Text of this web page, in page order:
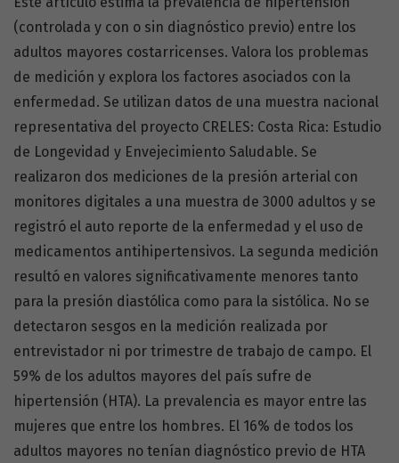
(controlada y con o sin diagnóstico previo) entre los
adultos mayores costarricenses. Valora los problemas
de medición y explora los factores asociados con la
enfermedad. Se utilizan datos de una muestra nacional
representativa del proyecto CRELES: Costa Rica: Estudio
de Longevidad y Envejecimiento Saludable. Se
realizaron dos mediciones de la presión arterial con
monitores digitales a una muestra de 3000 adultos y se
registró el auto reporte de la enfermedad y el uso de
medicamentos antihipertensivos. La segunda medición
resultó en valores significativamente menores tanto
para la presión diastólica como para la sistólica. No se
detectaron sesgos en la medición realizada por
entrevistador ni por trimestre de trabajo de campo. El
59% de los adultos mayores del país sufre de
hipertensión (HTA). La prevalencia es mayor entre las
mujeres que entre los hombres. El 16% de todos los
adultos mayores no tenían diagnóstico previo de HTA